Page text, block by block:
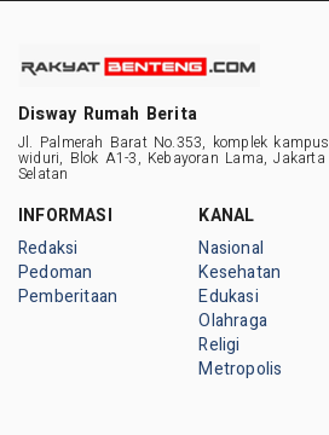
Disway Rumah Berita
Jl. Palmerah Barat No.353, komplek kampus
widuri, Blok A1-3, Kebayoran Lama, Jakarta
Selatan
INFORMASI
Redaksi
Pedoman
Pemberitaan
KANAL
Nasional
Kesehatan
Edukasi
Olahraga
Religi
Metropolis